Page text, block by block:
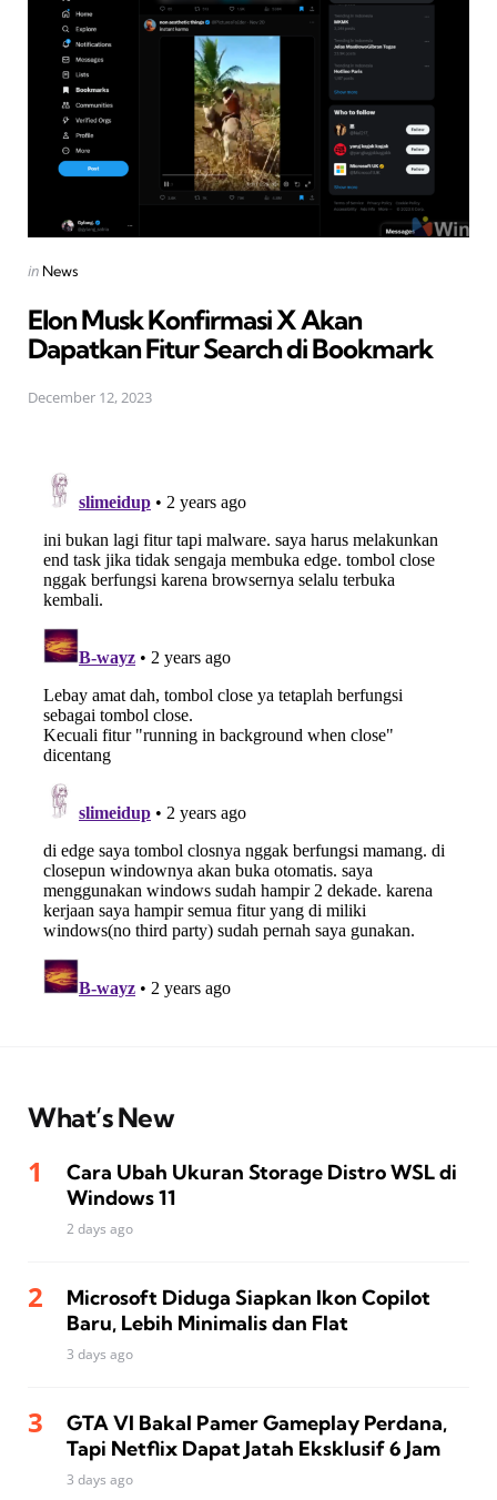
Posted
in News
Elon Musk Konfirmasi X Akan
Dapatkan Fitur Search di Bookmark
December 12, 2023
What’s New
Cara Ubah Ukuran Storage Distro WSL di
Windows 11
2 days ago
Microsoft Diduga Siapkan Ikon Copilot
Baru, Lebih Minimalis dan Flat
3 days ago
GTA VI Bakal Pamer Gameplay Perdana,
Tapi Netflix Dapat Jatah Eksklusif 6 Jam
3 days ago